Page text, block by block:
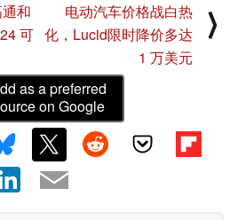
和
可
电动汽车价格战白热
化，Lucid限时降价多达
1 万美元
⟩
as a preferred
on Google